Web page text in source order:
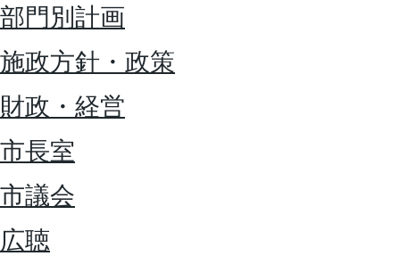
部門別計画
施政方針・政策
財政・経営
市長室
市議会
広聴